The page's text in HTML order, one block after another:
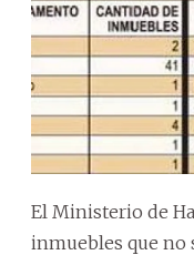
El Ministerio de
inmuebles que no